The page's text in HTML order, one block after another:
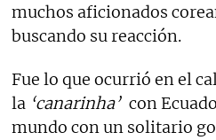
muchos aficionados
buscando su reacción.
Fue lo que ocurrió en el
la ‘canarinha’ con
mundo con un solitario